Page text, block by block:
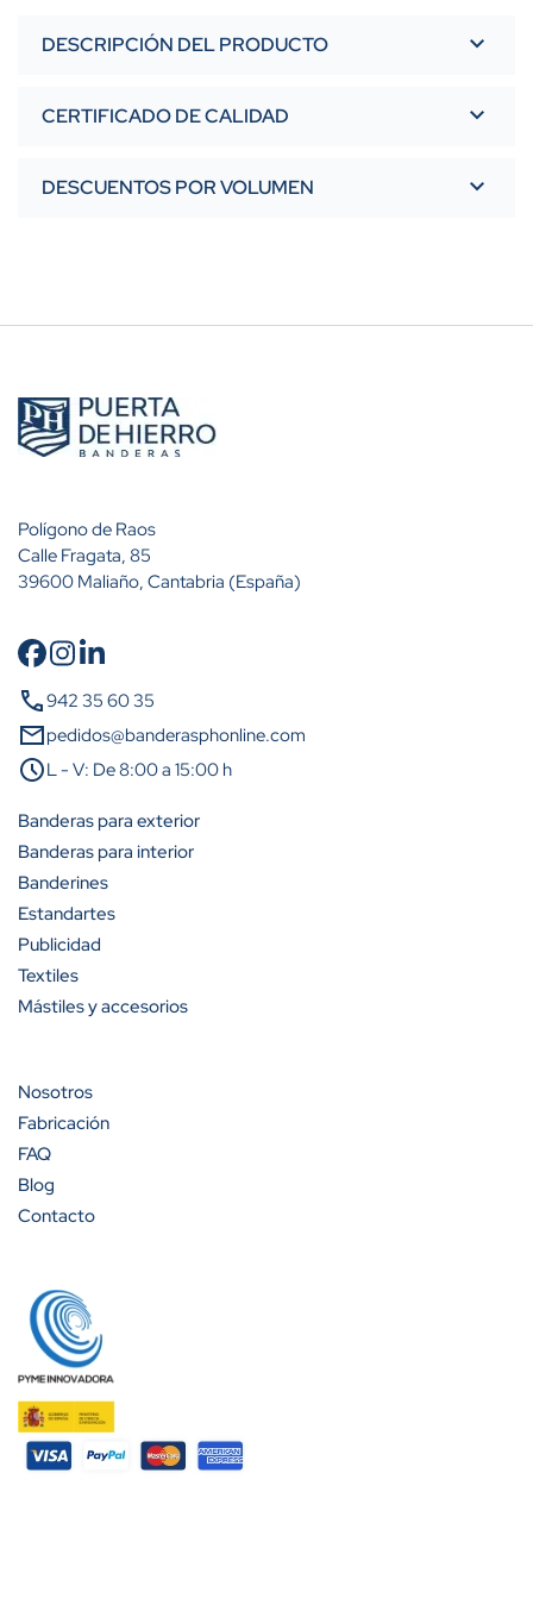
DESCRIPCIÓN DEL PRODUCTO
CERTIFICADO DE CALIDAD
DESCUENTOS POR VOLUMEN
Cantidad
A partir de 2 unidades
A partir de 5 unidades
A partir de 10 unidades
A partir de 25 unidades
A partir de 50 unidades
A partir de 100 unidades
Polígono de Raos
Calle Fragata, 85
39600 Maliaño, Cantabria (España)
call942 35 60 35
mailpedidos@banderasphonline.com
scheduleL - V: De 8:00 a 15:00 h
Banderas para exterior
Banderas para interior
Banderines
Estandartes
Publicidad
Textiles
Mástiles y accesorios
Nosotros
Fabricación
FAQ
Blog
Contacto